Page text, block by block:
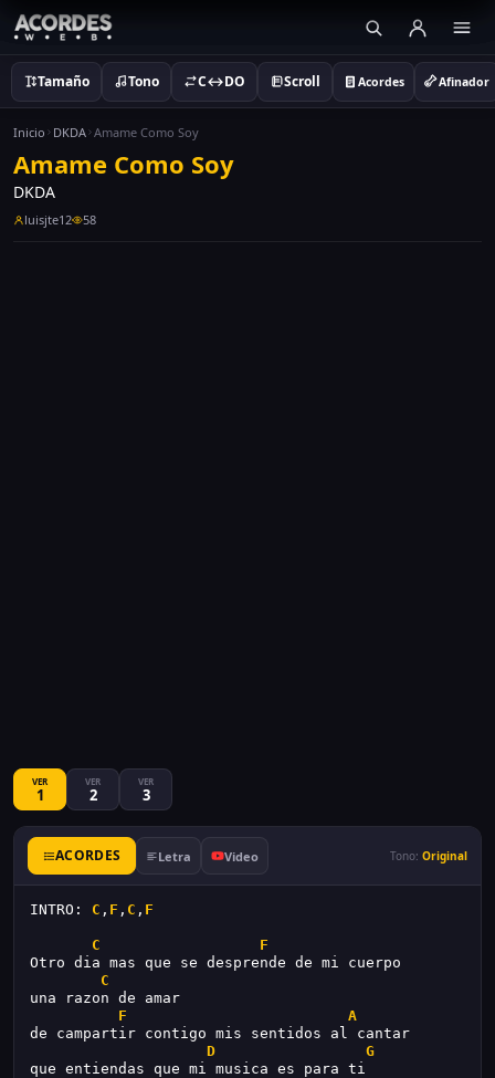
Tamaño Tono C↔DO Scroll Acordes Afinador
Inicio DKDA Amame Como Soy
Amame Como Soy
DKDA
luisjte12 58
VER
1
VER
2
VER
3
ACORDES Letra Video Tono: Original
INTRO: C , F , C , F
C
F
Otro dia mas que se desprende de mi cuerpo
C
una razon de amar
F
A
de campartir contigo mis sentidos al cantar
D
G
que entiendas que mi musica es para ti